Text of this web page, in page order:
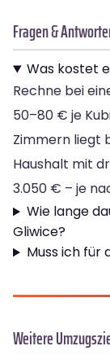
Fragen &
Was kostet
Rechne bei
50–80 € je
Zimmern liegt
Haushalt mit
3.050 € – je
Wie lange
Gliwice?
Muss ich für
Weitere